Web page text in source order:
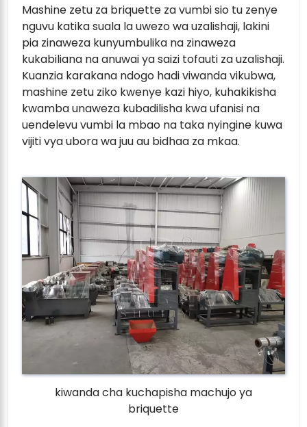
Mashine zetu za briquette za vumbi sio tu zenye
nguvu katika suala la uwezo wa uzalishaji, lakini
pia zinaweza kunyumbulika na zinaweza
kukabiliana na anuwai ya saizi tofauti za uzalishaji.
Kuanzia karakana ndogo hadi viwanda vikubwa,
mashine zetu ziko kwenye kazi hiyo, kuhakikisha
kwamba unaweza kubadilisha kwa ufanisi na
uendelevu vumbi la mbao na taka nyingine kuwa
vijiti vya ubora wa juu au bidhaa za mkaa.
kiwanda cha kuchapisha machujo ya
briquette